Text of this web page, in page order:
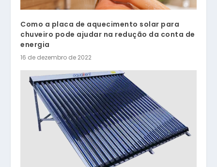
Como a placa de aquecimento solar para
chuveiro pode ajudar na redução da conta de
energia
16 de dezembro de 2022